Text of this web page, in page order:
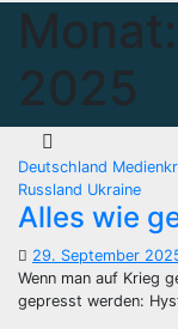
Monat:
2025
Deutschland
Russland Ukraine
Alles wie
29. September
Wenn man auf Krieg
gepresst werden: